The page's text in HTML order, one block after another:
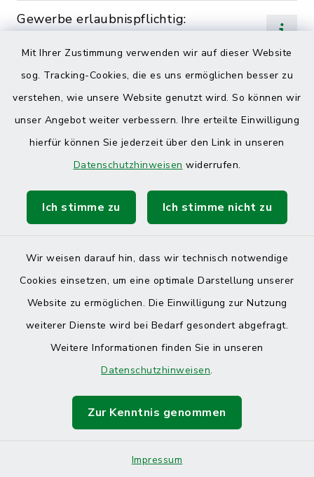
Mit Ihrer Zustimmung verwenden wir auf dieser Website
sog. Tracking-Cookies, die es uns ermöglichen besser zu
verstehen, wie unsere Website genutzt wird. So können wir
unser Angebot weiter verbessern. Ihre erteilte Einwilligung
hierfür können Sie jederzeit über den Link in unseren
Datenschutzhinweisen widerrufen.
Ich stimme zu Ich stimme nicht zu
Wir weisen darauf hin, dass wir technisch notwendige
Cookies einsetzen, um eine optimale Darstellung unserer
Website zu ermöglichen. Die Einwilligung zur Nutzung
weiterer Dienste wird bei Bedarf gesondert abgefragt.
Weitere Informationen finden Sie in unseren
Datenschutzhinweisen.
Zur Kenntnis genommen
Impressum
Gewerbe erlaubnispflichtig:
Gewerbe erlaubnispflichtig:
Untersagung wegen
Unzuverlässigkeit
Gewerbeanmeldung:
Ausländische Gesellschaft
Gewerbelegitimationskarte